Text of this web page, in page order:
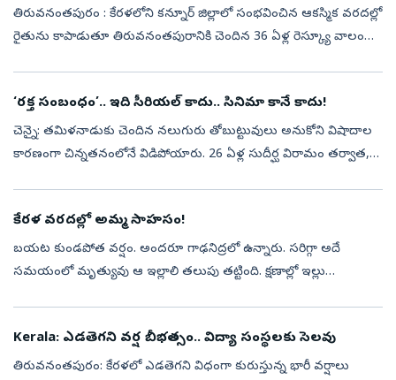
తిరువనంతపురం : కేరళలోని కన్నూర్ జిల్లాలో సంభవించిన ఆకస్మిక వరదల్లో
రైతును కాపాడుతూ తిరువనంతపురానికి చెందిన 36 ఏళ్ల రెస్క్యూ వాలంటీర్
‘రక్త సంబంధం’.. ఇది సీరియల్‌ కాదు.. సినిమా కానే కాదు!
చెన్నై: తమిళనాడుకు చెందిన నలుగురు తోబుట్టువులు అనుకోని విషాదాల
కారణంగా చిన్నతనంలోనే విడిపోయారు. 26 ఏళ్ల సుదీర్ఘ విరామం తర్వాత,
కేరళ వరదల్లో అమ్మ సాహసం!
బయట కుండపోత వర్షం. అందరూ గాఢనిద్రలో ఉన్నారు. సరిగ్గా అదే
సమయంలో మృత్యువు ఆ ఇల్లాలి తలుపు తట్టింది. క్షణాల్లో ఇల్లు
Kerala: ఎడతెగని వర్ష బీభత్సం.. విద్యా సంస్థలకు సెలవు
తిరువనంతపురం: కేరళలో ఎడతెగని విధంగా కురుస్తున్న భారీ వర్షాలు